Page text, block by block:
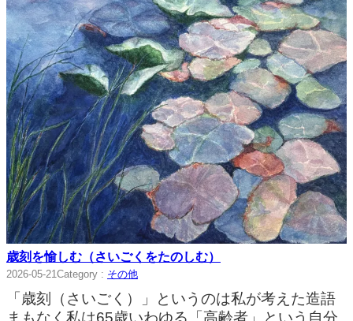
歳刻を愉しむ（さいごくをたのしむ）
2026-05-21Category : その他
「歳刻（さいごく）」というのは私が考えた造語
まもなく私は65歳いわゆる「高齢者」という自分